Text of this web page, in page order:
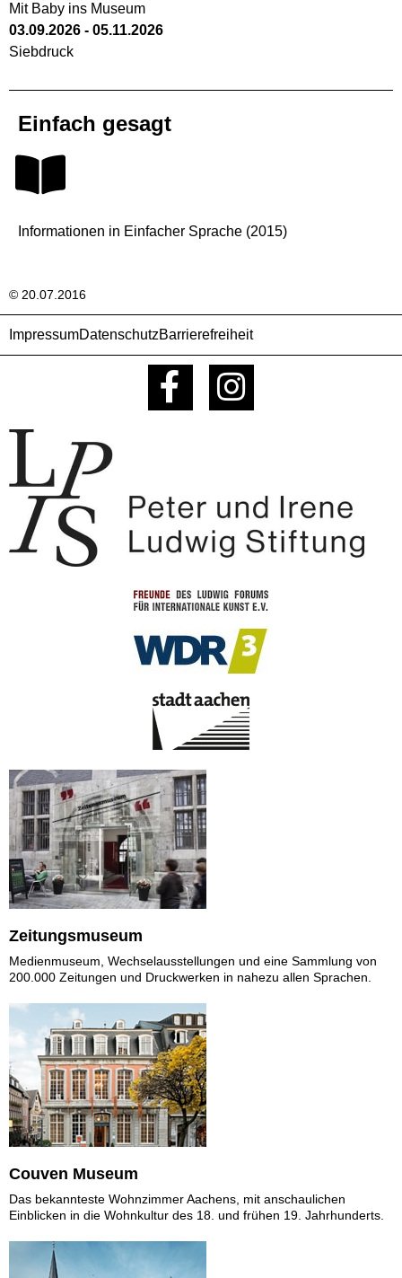
Mit Baby ins Museum
03.09.2026 - 05.11.2026
Siebdruck
Einfach gesagt
Informationen in Einfacher Sprache (2015)
© 20.07.2016
ImpressumDatenschutzBarrierefreiheit
Zeitungsmuseum
Medienmuseum, Wechselausstellungen und eine Sammlung von
200.000 Zeitungen und Druckwerken in nahezu allen Sprachen.
Couven Museum
Das bekannteste Wohnzimmer Aachens, mit anschaulichen
Einblicken in die Wohnkultur des 18. und frühen 19. Jahrhunderts.